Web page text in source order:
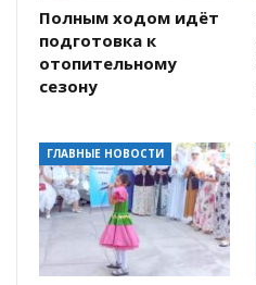
Полным ходом идёт
подготовка к
отопительному
сезону
ГЛАВНЫЕ НОВОСТИ